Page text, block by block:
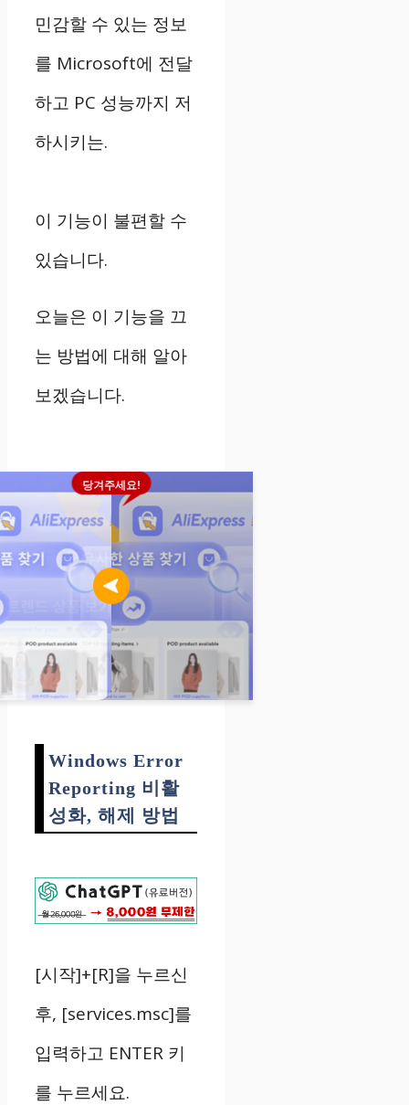
민감할 수 있는 정보
를 Microsoft에 전달
하고 PC 성능까지 저
하시키는.
이 기능이 불편할 수
있습니다.
오늘은 이 기능을 끄
는 방법에 대해 알아
보겠습니다.
Windows Error
Reporting 비활
성화, 해제 방법
[시작]+[R]을 누르신
후, [services.msc]를
입력하고 ENTER 키
를 누르세요.